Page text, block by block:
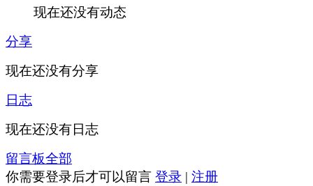
现在还没有动态
分享
现在还没有分享
日志
现在还没有日志
留言板全部
你需要登录后才可以留言 登录 | 注册